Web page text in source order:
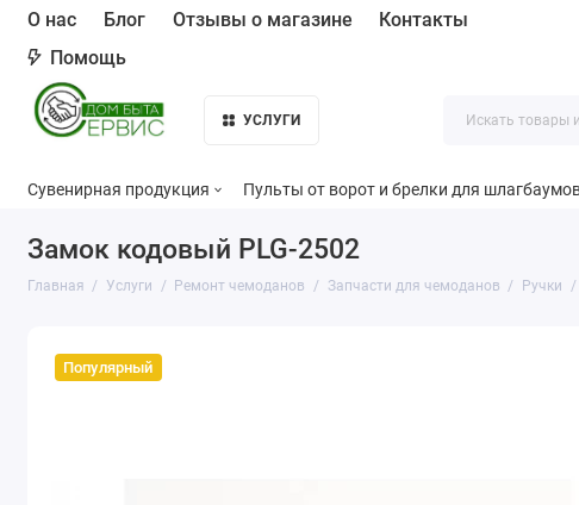
О нас Блог Отзывы о магазине
Контакты
Помощь
УСЛУГИ
Сувенирная продукция Пульты от ворот и брелки для
Замок кодовый PLG-2502
Главная Услуги Ремонт чемоданов Запчасти для чемоданов Ручки
Популярный